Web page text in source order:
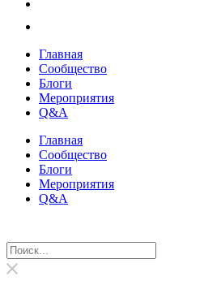
Главная
Сообщество
Блоги
Мероприятия
Q&A
Главная
Сообщество
Блоги
Мероприятия
Q&A